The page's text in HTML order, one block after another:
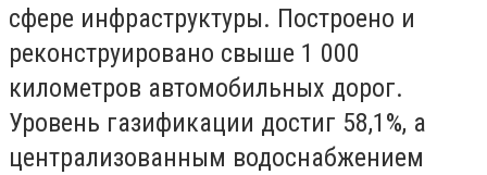
сфере инфраструктуры. Построено и
реконструировано свыше 1 000
километров автомобильных дорог.
Уровень газификации достиг 58,1%, а
централизованным водоснабжением